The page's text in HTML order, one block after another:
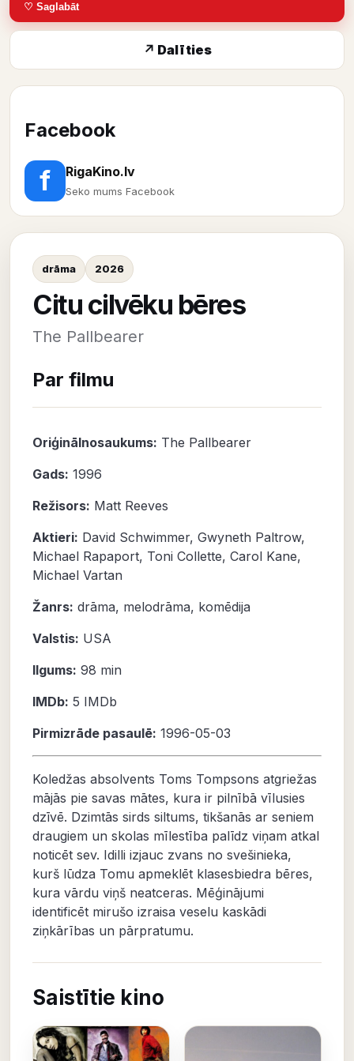
♡ Saglabāt
↗ Dalīties
Facebook
f RigaKino.lv
Seko mums Facebook
drāma 2026
Citu cilvēku bēres
The Pallbearer
Par filmu
Oriģinālnosaukums: The Pallbearer
Gads: 1996
Režisors: Matt Reeves
Aktieri: David Schwimmer, Gwyneth Paltrow,
Michael Rapaport, Toni Collette, Carol Kane,
Michael Vartan
Žanrs: drāma, melodrāma, komēdija
Valstis: USA
Ilgums: 98 min
IMDb: 5 IMDb
Pirmizrāde pasaulē: 1996-05-03
Koledžas absolvents Toms Tompsons atgriežas
mājās pie savas mātes, kura ir pilnībā vīlusies
dzīvē. Dzimtās sirds siltums, tikšanās ar seniem
draugiem un skolas mīlestība palīdz viņam atkal
noticēt sev. Idilli izjauc zvans no svešinieka,
kurš lūdza Tomu apmeklēt klasesbiedra bēres,
kura vārdu viņš neatceras. Mēģinājumi
identificēt mirušo izraisa veselu kaskādi
ziņkārības un pārpratumu.
Saistītie kino